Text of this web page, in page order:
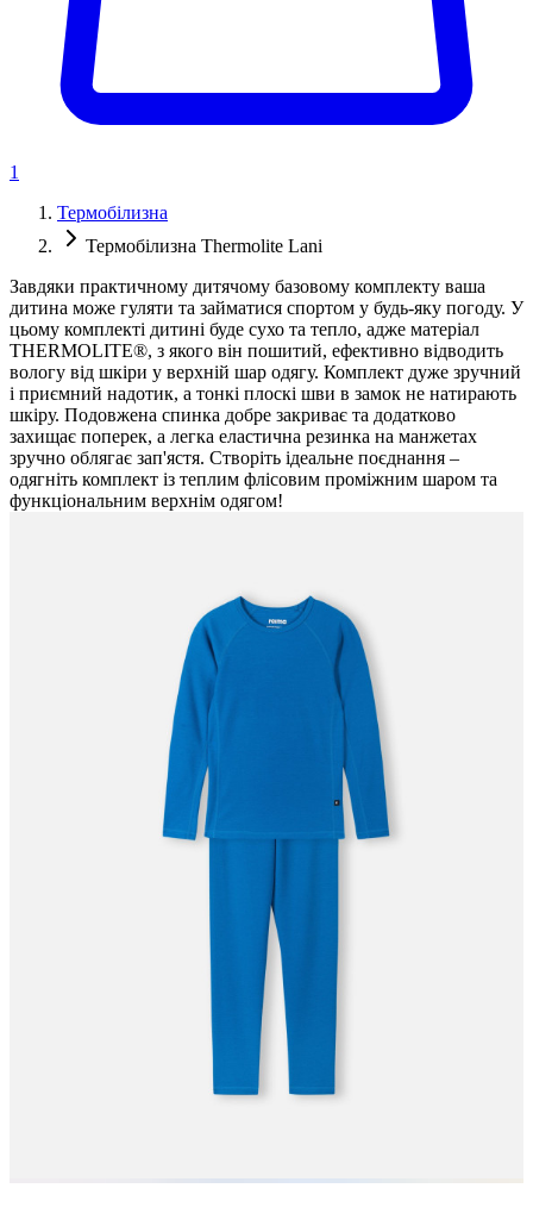
1
Термобілизна
Термобілизна Thermolite Lani
Завдяки практичному дитячому базовому комплекту ваша
дитина може гуляти та займатися спортом у будь-яку погоду. У
цьому комплекті дитині буде сухо та тепло, адже матеріал
THERMOLITE®, з якого він пошитий, ефективно відводить
вологу від шкіри у верхній шар одягу. Комплект дуже зручний
і приємний надотик, а тонкі плоскі шви в замок не натирають
шкіру. Подовжена спинка добре закриває та додатково
захищає поперек, а легка еластична резинка на манжетах
зручно облягає зап'ястя. Створіть ідеальне поєднання –
одягніть комплект із теплим флісовим проміжним шаром та
функціональним верхнім одягом!